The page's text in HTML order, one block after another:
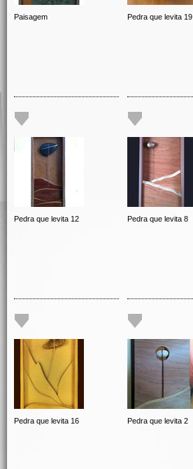
Paisagem Pedra que levita 19
Pedra que levita 12 Pedra que levita 8
Pedra que levita 16 Pedra que levita 2